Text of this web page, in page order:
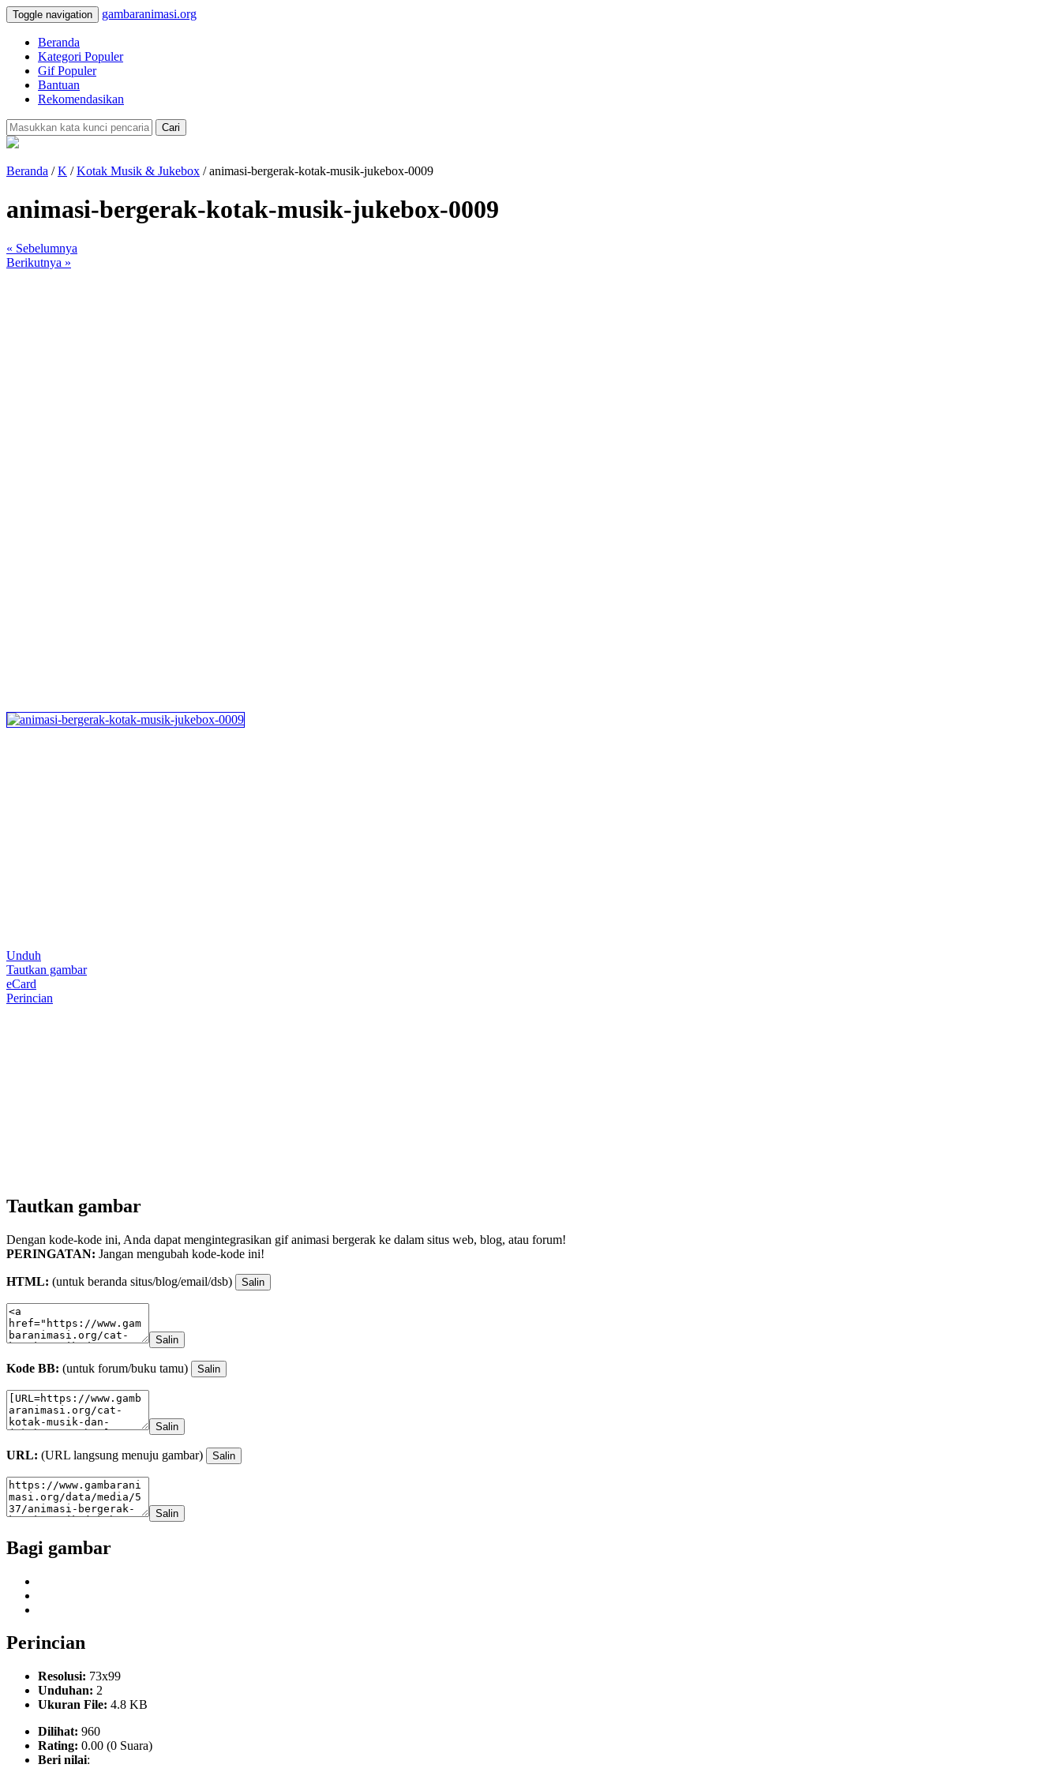
Toggle navigation gambaranimasi.org
Beranda
Kategori Populer
Gif Populer
Bantuan
Rekomendasikan
Cari
Beranda /K /Kotak Musik & Jukebox / animasi-bergerak-kotak-musik-jukebox-0009
animasi-bergerak-kotak-musik-jukebox-0009
« Sebelumnya
Berikutnya »
Unduh
Tautkan gambar
eCard
Perincian
Tautkan gambar
Dengan kode-kode ini, Anda dapat mengintegrasikan gif animasi bergerak ke dalam situs web, blog, atau forum!
PERINGATAN: Jangan mengubah kode-kode ini!
HTML: (untuk beranda situs/blog/email/dsb) Salin
Salin
Kode BB: (untuk forum/buku tamu) Salin
Salin
URL: (URL langsung menuju gambar) Salin
Salin
Bagi gambar
Perincian
Resolusi: 73x99
Unduhan: 2
Ukuran File: 4.8 KB
Dilihat: 960
Rating: 0.00 (0 Suara)
Beri nilai: